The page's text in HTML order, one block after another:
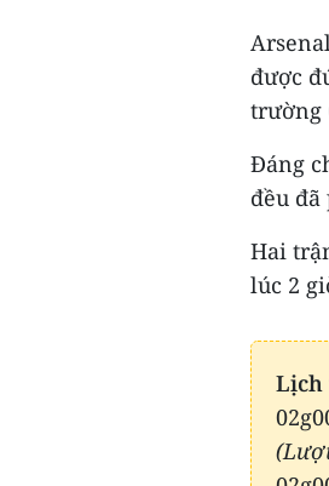
được
trường
Đáng
đều
Hai
lúc 2
Lịch